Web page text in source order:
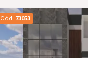
Cód. 73053